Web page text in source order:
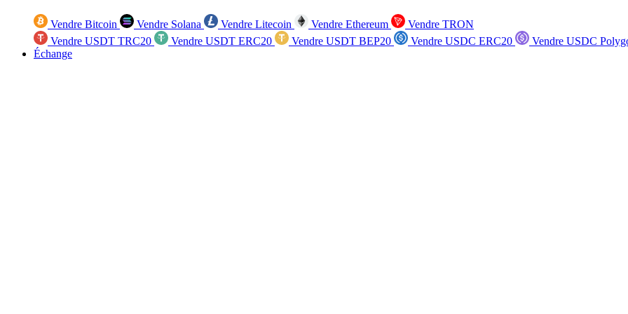
Vendre Bitcoin Vendre Solana Vendre Litecoin Vendre Ethereum
Vendre TRON
Vendre USDT TRC20
Vendre USDT ERC20 Vendre USDT BEP20 Vendre USDC ERC20
Vendre USDC
Échange